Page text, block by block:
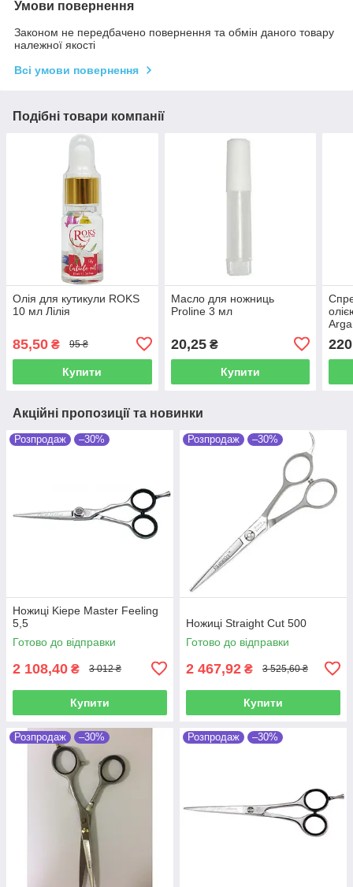
Умови повернення
Законом не передбачено повернення та обмін даного товару
належної якості
Всі умови повернення
Подібні товари компанії
Олія для кутикули ROKS
10 мл Лілія
85,50 ₴ 95 ₴
Купити
Масло для ножниць
Proline 3 мл
20,25₴
Купити
220
Акційні пропозиції та новинки
Розпродаж –30%
Ножиці Kiepe Master Feeling
5,5
Готово до відправки
2 108,40 ₴ 3 012 ₴
Купити
Розпродаж –30%
Ножиці Straight Cut 500
Готово до відправки
2 467,92 ₴ 3 525,60 ₴
Купити
Розпродаж –30% Розпродаж –30%